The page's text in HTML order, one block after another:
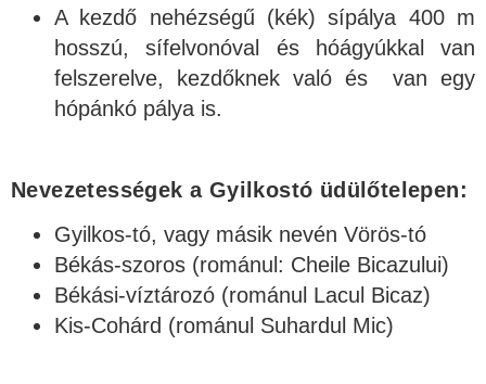
A kezdő nehézségű (kék) sípálya 400 m
hosszú, sífelvonóval és hóágyúkkal van
felszerelve, kezdőknek való és van egy
hópánkó pálya is.
Nevezetességek a Gyilkostó üdülőtelepen:
Gyilkos-tó, vagy másik nevén Vörös-tó
Békás-szoros (románul: Cheile Bicazului)
Békási-víztározó (románul Lacul Bicaz)
Kis-Cohárd (románul Suhardul Mic)